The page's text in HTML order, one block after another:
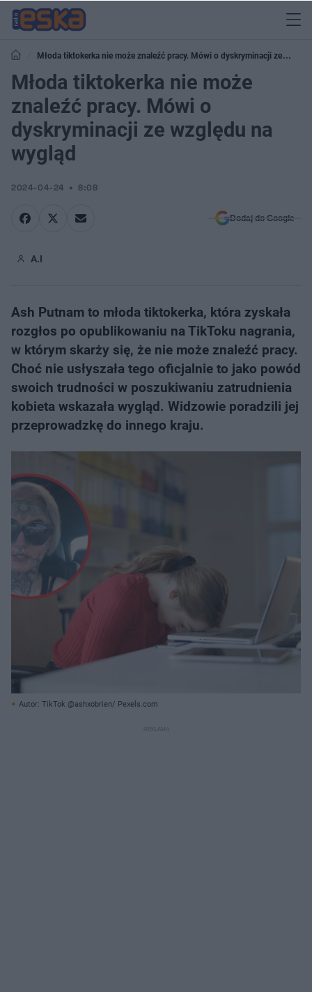
Młoda tiktokerka nie może znaleźć pracy. Mówi o dyskryminacji ze
względu na wygląd
Młoda tiktokerka nie może
znaleźć pracy. Mówi o
dyskryminacji ze względu na
wygląd
2024-04-24 8:08
Dodaj do Google
A.I
Ash Putnam to młoda tiktokerka, która zyskała
rozgłos po opublikowaniu na TikToku nagrania,
w którym skarży się, że nie może znaleźć pracy.
Choć nie usłyszała tego oficjalnie to jako powód
swoich trudności w poszukiwaniu zatrudnienia
kobieta wskazała wygląd. Widzowie poradzili jej
przeprowadzkę do innego kraju.
Autor: TikTok @ashxobrien/ Pexels.com